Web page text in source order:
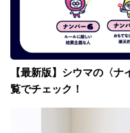
【最新版】シウマの〈
覧でチェック！